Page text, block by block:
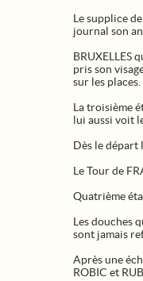
Le supplice
journal son
BRUXELLES
pris son
sur les places.
La troisième
lui aussi voit
Dès le départ
Le Tour de
Quatrième
Les douches
sont jamais
Après une
ROBIC et